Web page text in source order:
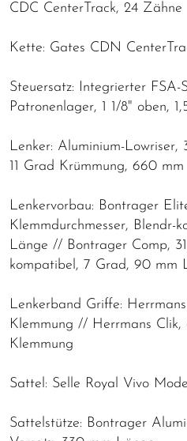
CDC CenterTrack, 24 Zähne
Kette: Gates CDN
Steuersatz: Integrierter FSA-
Patronenlager, 1 1/8" oben,
Lenker: Aluminium-Lowriser,
11 Grad Krümmung, 660
Lenkervorbau: Bontrager
Klemmdurchmesser,
Länge // Bontrager Comp,
kompatibel, 7 Grad, 90 mm
Lenkerband Griffe:
Klemmung // Herrmans Clik,
Klemmung
Sattel: Selle Royal Vivo
Sattelstütze: Bontrager